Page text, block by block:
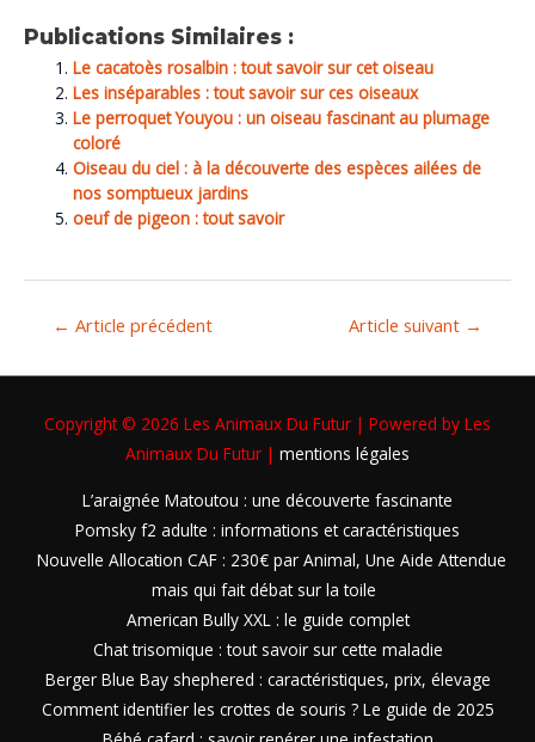
Publications Similaires :
Le cacatoès rosalbin : tout savoir sur cet oiseau
Les inséparables : tout savoir sur ces oiseaux
Le perroquet Youyou : un oiseau fascinant au plumage
coloré
Oiseau du ciel : à la découverte des espèces ailées de
nos somptueux jardins
oeuf de pigeon : tout savoir
← Article précédent Article suivant →
Copyright © 2026 Les Animaux Du Futur | Powered by Les
Animaux Du Futur | mentions légales
L’araignée Matoutou : une découverte fascinante
Pomsky f2 adulte : informations et caractéristiques
Nouvelle Allocation CAF : 230€ par Animal, Une Aide Attendue
mais qui fait débat sur la toile
American Bully XXL : le guide complet
Chat trisomique : tout savoir sur cette maladie
Berger Blue Bay shephered : caractéristiques, prix, élevage
Comment identifier les crottes de souris ? Le guide de 2025